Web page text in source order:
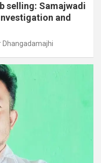
selling: Samajwadi
and
Dhangadamajhi